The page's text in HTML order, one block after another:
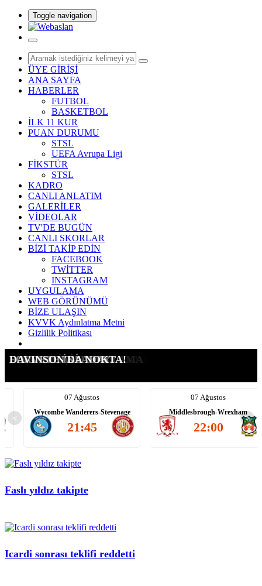
Toggle navigation
ÜYE GİRİŞİ
ANA SAYFA
HABERLER
FUTBOL
BASKETBOL
İLK 11 KUR
PUAN DURUMU
STSL
UEFA Avrupa Ligi
FİKSTÜR
STSL
KADRO
CANLI ANLATIM
GALERİLER
VİDEOLAR
TV'DE BUGÜN
CANLI SKORLAR
BİZİ TAKİP EDİN
FACEBOOK
TWİTTER
INSTAGRAM
UYGULAMA
WEB GÖRÜNÜMÜ
BİZE ULAŞIN
KVVK Aydınlatma Metni
Gizlilik Politikası
G.SARAY İÇİN ŞOK KARAR
LEAO İÇİN ATEŞİ YAKTIK!
ICARDI'YE YENİ TALİP
SUÇ DUYURUSU YAPTIK!
G.SARAY İÇİN AÇIKLAMA
LEAO ALEV ALEV!!!!
FORVETE İKİ ADAY!
DAVINSON'DA NOKTA!
<
07 Ağustos
Wycombe Wanderers-Stevenage
21:45
07 Ağustos
Middlesbrough-Wrexham
22:00
>
Faslı yıldız takipte
Icardi sonrası teklifi reddetti